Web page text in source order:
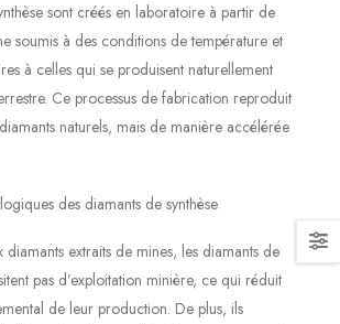
sont créés en laboratoire à partir de
soumis à des conditions de température et
à celles qui se produisent naturellement
Ce processus de fabrication reproduit
naturels, mais de manière accélérée
des diamants de synthèse
extraits de mines, les diamants de
pas d’exploitation minière, ce qui réduit
de leur production. De plus, ils